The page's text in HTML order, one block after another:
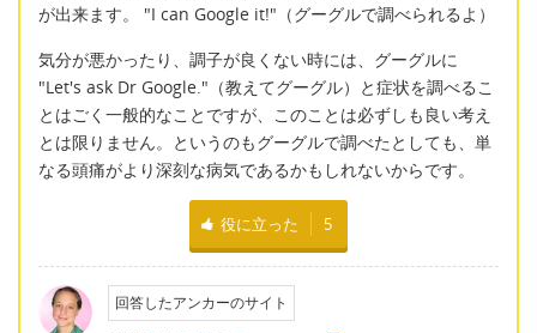
が出来ます。 "I can Google it!"（グーグルで調べられるよ）
気分が悪かったり、調子が良くない時には、グーグルに
"Let's ask Dr Google."（教えてグーグル）と症状を調べるこ
とはごく一般的なことですが、このことは必ずしも良い考え
とは限りません。というのもグーグルで調べたとしても、単
なる頭痛がより深刻な病気であるかもしれないからです。
役に立った 5
回答したアンカーのサイト